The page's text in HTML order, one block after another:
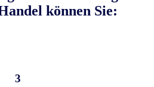
können Sie:
3